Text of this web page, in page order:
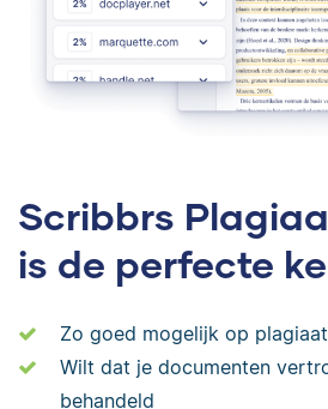
Scribbrs
is de perfecte
Zo goed mogelijk op
Wilt dat je documenten
behandeld